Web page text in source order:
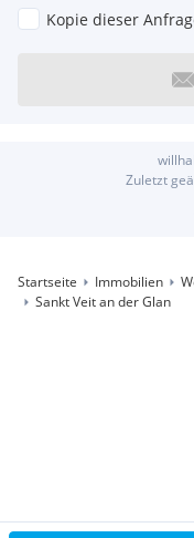
Kopie dieser
Zuletzt
Startseite Immobilien
Sankt Veit an der Glan